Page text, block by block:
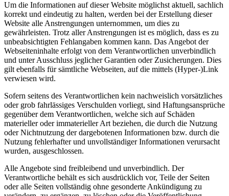
Um die Informationen auf dieser Website möglichst aktuell, sachlich
korrekt und eindeutig zu halten, werden bei der Erstellung dieser
Website alle Anstrengungen unternommen, um dies zu
gewährleisten. Trotz aller Anstrengungen ist es möglich, dass es zu
unbeabsichtigten Fehlangaben kommen kann. Das Angebot der
Webseiteninhalte erfolgt von dem Verantwortlichen unverbindlich
und unter Ausschluss jeglicher Garantien oder Zusicherungen. Dies
gilt ebenfalls für sämtliche Webseiten, auf die mittels (Hyper-)Link
verwiesen wird.
Sofern seitens des Verantwortlichen kein nachweislich vorsätzliches
oder grob fahrlässiges Verschulden vorliegt, sind Haftungsansprüche
gegenüber dem Verantwortlichen, welche sich auf Schäden
materieller oder immaterieller Art beziehen, die durch die Nutzung
oder Nichtnutzung der dargebotenen Informationen bzw. durch die
Nutzung fehlerhafter und unvollständiger Informationen verursacht
wurden, ausgeschlossen.
Alle Angebote sind freibleibend und unverbindlich. Der
Verantwortliche behält es sich ausdrücklich vor, Teile der Seiten
oder alle Seiten vollständig ohne gesonderte Ankündigung zu